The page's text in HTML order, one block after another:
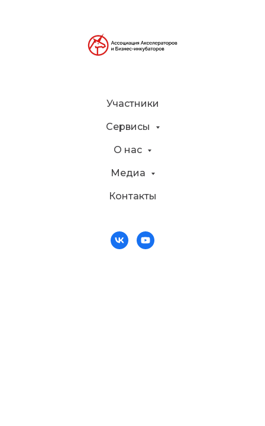
Участники
Сервисы
О нас
Медиа
Контакты